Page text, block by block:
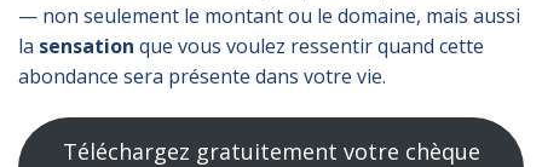
— non seulement le montant ou le domaine, mais aussi
la sensation que vous voulez ressentir quand cette
abondance sera présente dans votre vie.
Téléchargez gratuitement votre chèque